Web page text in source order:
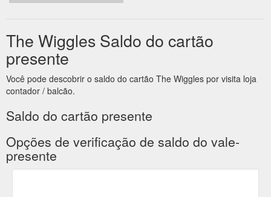
The Wiggles Saldo do cartão
presente
Você pode descobrir o saldo do cartão The Wiggles por visita loja
contador / balcão.
Saldo do cartão presente
Opções de verificação de saldo do vale-
presente